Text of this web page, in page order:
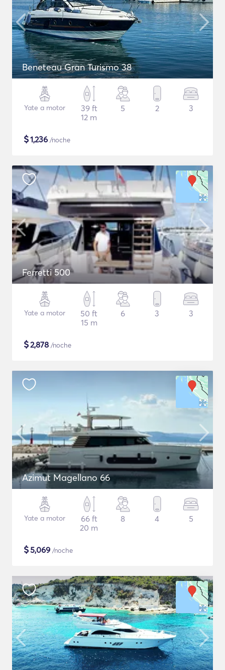
Beneteau Gran Turismo 38
Yate a motor
39 ft
12 m
5 2 3
$1,236 /noche
Ferretti 500
Yate a motor
50 ft
15 m
6 3 3
$2,878 /noche
Azimut Magellano 66
Yate a motor
66 ft
20 m
8 4 5
$5,069 /noche